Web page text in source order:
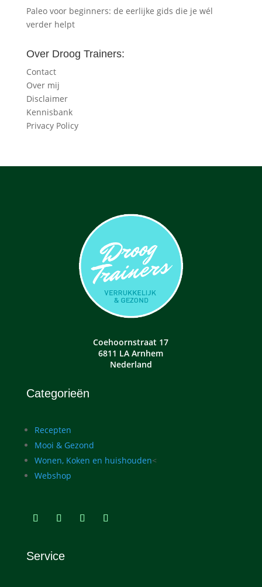
Paleo voor beginners: de eerlijke gids die je wél
verder helpt
Over Droog Trainers:
Contact
Over mij
Disclaimer
Kennisbank
Privacy Policy
Coehoornstraat 17
6811 LA Arnhem
Nederland
Categorieën
Recepten
Mooi & Gezond
Wonen, Koken en huishouden<
Webshop
Service